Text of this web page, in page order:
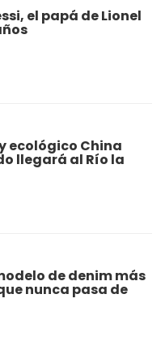
el papá de Lionel
ecológico China
llegará al Río la
de denim más
nunca pasa de